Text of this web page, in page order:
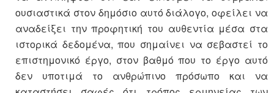
ουσιαστικά στον δημόσιο αυτό διάλογο, οφείλει να
αναδείξει την προφητική του αυθεντία μέσα στα
ιστορικά δεδομένα, που σημαίνει να σεβαστεί το
επιστημονικό έργο, στον βαθμό που το έργο αυτό
δεν υποτιμά το ανθρώπινο πρόσωπο και να